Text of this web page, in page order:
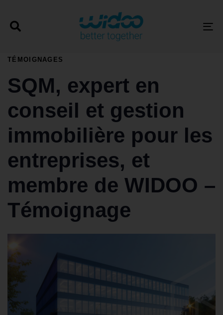
PUBLISHED
TÉMOIGNAGES
SQM, expert en
conseil et gestion
immobilière pour les
entreprises, et
membre de WIDOO –
Témoignage